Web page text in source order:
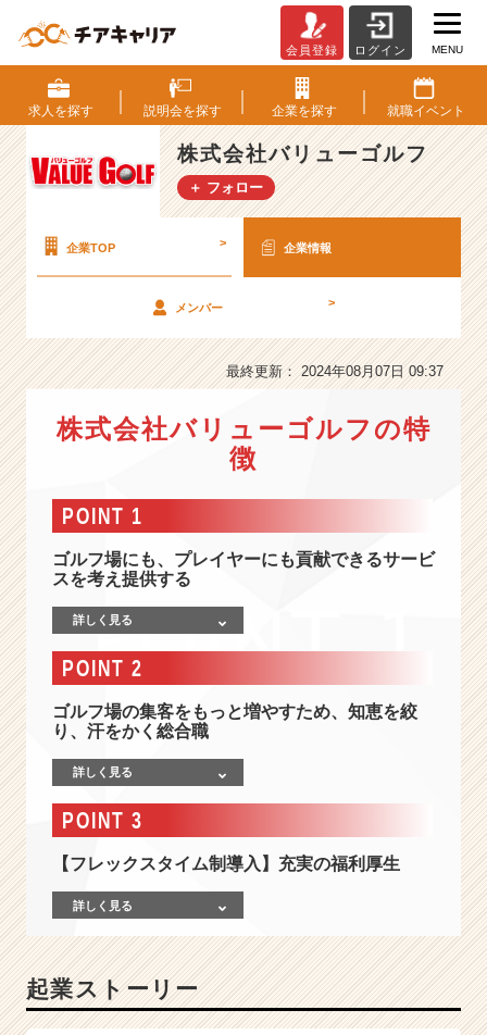
式
会
社
バ
リ
ュ
ー
の
-
億
超/
ゴ
ル
業
常
識
覆
世
の
を
会員登録 ログイン MENU
求人を探す 説明会を探す 企業を探す 就職イベント
株式会社バリューゴルフ
＋ フォロー
企業TOP > 企業情報
メンバー >
最終更新： 2024年08月07日 09:37
株式会社バリューゴルフの特
徴
POINT 1
ゴルフ場にも、プレイヤーにも貢献できるサービ
スを考え提供する
詳しく見る
POINT 2
ゴルフ場の集客をもっと増やすため、知恵を絞
り、汗をかく総合職
詳しく見る
POINT 3
【フレックスタイム制導入】充実の福利厚生
詳しく見る
起業ストーリー